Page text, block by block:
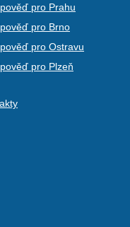
pro Prahu
pro Brno
pro Ostravu
pro Plzeň